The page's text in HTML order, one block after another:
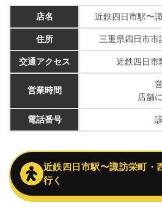
店名 近鉄四日市駅〜
住所 三重県四日市市
交通アクセス 近鉄四日市
営業時間
店舗
電話番号
近鉄四日市駅〜諏訪栄町・
行く